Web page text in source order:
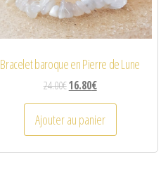
Bracelet baroque en Pierre de Lune
24.00€16.80€
Ajouter au panier